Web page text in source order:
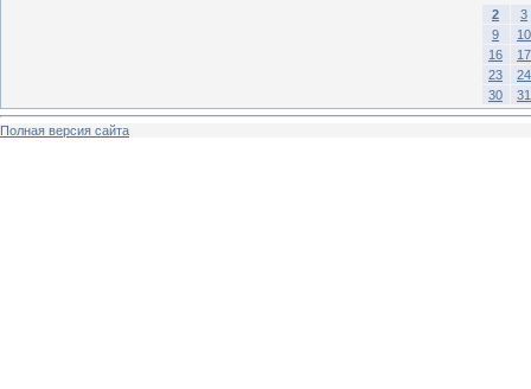
2
3
9
10
16
17
23
24
30
31
Полная версия сайта